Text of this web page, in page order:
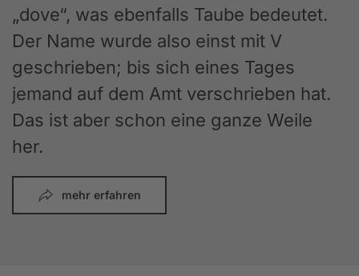
„dove“, was ebenfalls Taube bedeutet.
Der Name wurde also einst mit V
geschrieben; bis sich eines Tages
jemand auf dem Amt verschrieben hat.
Das ist aber schon eine ganze Weile
her.
mehr erfahren